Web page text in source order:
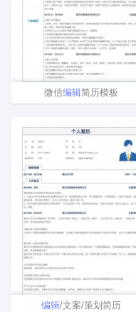
微信编辑简历模板
编辑/文案/策划简历